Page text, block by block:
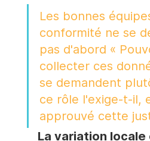
Les bonnes
conformité ne se
pas d'abord «
collecter ces
se demandent
ce rôle l'exige-t-il,
approuvé cette
La variation locale